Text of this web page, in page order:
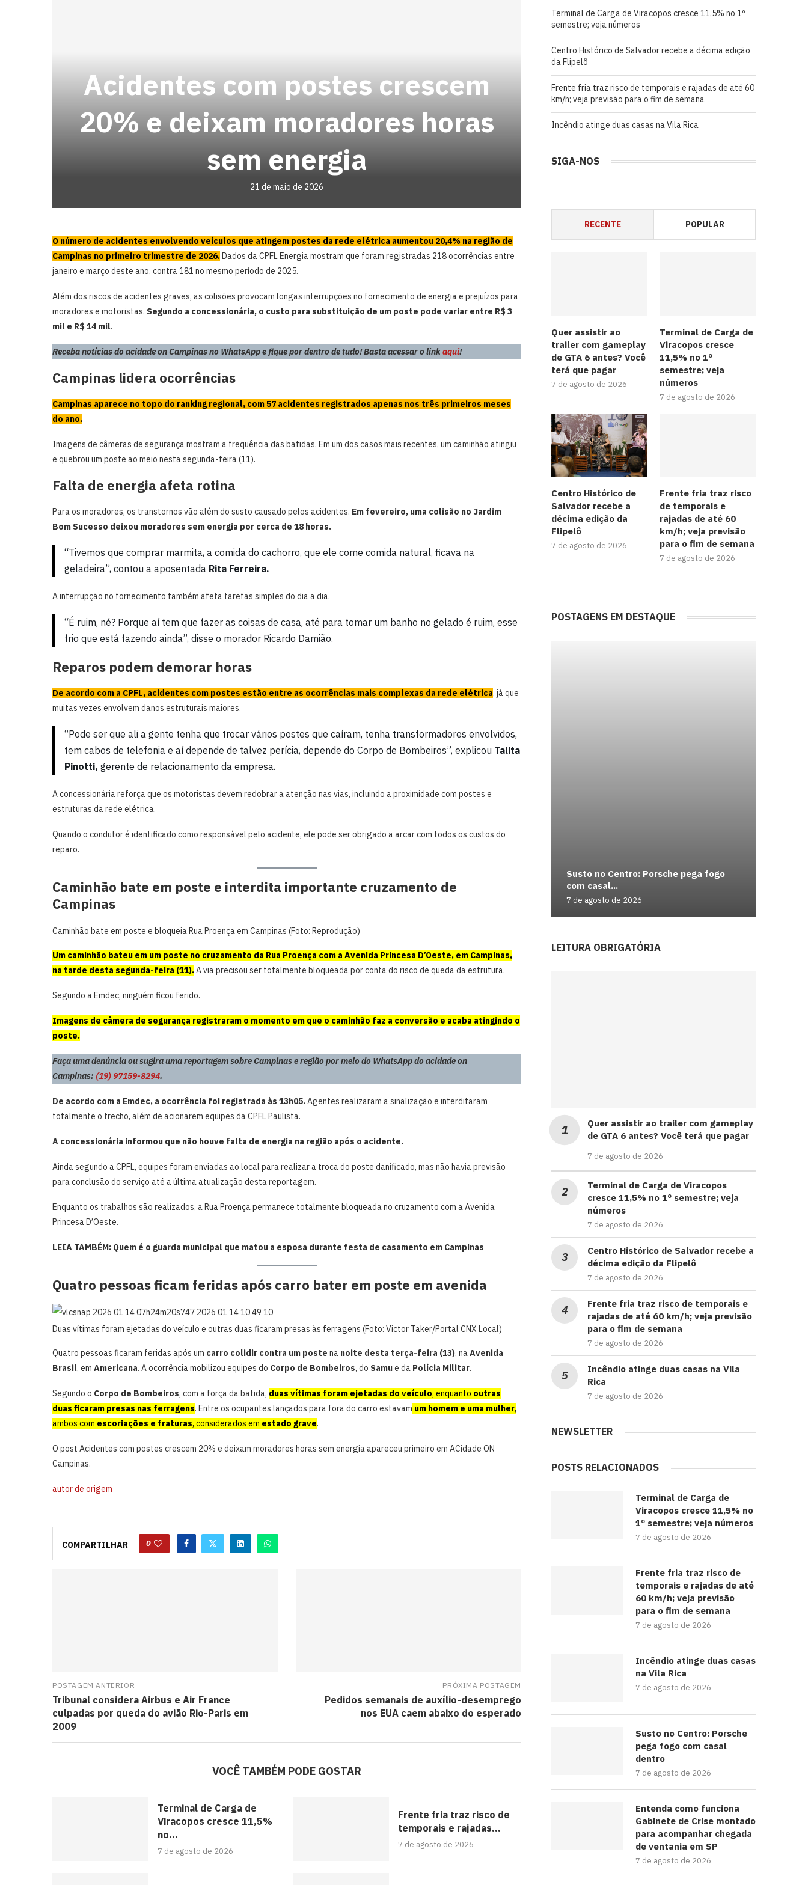
Acidentes com postes crescem
20% e deixam moradores horas
sem energia
21 de maio de 2026
O número de acidentes envolvendo veículos que atingem postes da rede elétrica aumentou 20,4% na região de
Campinas no primeiro trimestre de 2026.Dados da CPFL Energia mostram que foram registradas 218 ocorrências entre
janeiro e março deste ano, contra 181 no mesmo período de 2025.
Além dos riscos de acidentes graves, as colisões provocam longas interrupções no fornecimento de energia e prejuízos para
moradores e motoristas. Segundo a concessionária, o custo para substituição de um poste pode variar entre R$ 3
mil e R$ 14 mil.
Receba notícias do acidade on Campinas no WhatsApp e fique por dentro de tudo! Basta acessar o linkaqui!
Campinas lidera ocorrências
Campinas aparece no topo do ranking regional, com 57 acidentes registrados apenas nos três primeiros meses
do ano.
Imagens de câmeras de segurança mostram a frequência das batidas. Em um dos casos mais recentes, um caminhão atingiu
e quebrou um poste ao meio nesta segunda-feira (11).
Falta de energia afeta rotina
Para os moradores, os transtornos vão além do susto causado pelos acidentes. Em fevereiro, uma colisão no Jardim
Bom Sucesso deixou moradores sem energia por cerca de 18 horas.
“Tivemos que comprar marmita, a comida do cachorro, que ele come comida natural, ficava na
geladeira”, contou a aposentada Rita Ferreira.
A interrupção no fornecimento também afeta tarefas simples do dia a dia.
“É ruim, né? Porque aí tem que fazer as coisas de casa, até para tomar um banho no gelado é ruim, esse
frio que está fazendo ainda”, disse o morador Ricardo Damião.
Reparos podem demorar horas
De acordo com a CPFL, acidentes com postes estão entre as ocorrências mais complexas da rede elétrica, já que
muitas vezes envolvem danos estruturais maiores.
“Pode ser que ali a gente tenha que trocar vários postes que caíram, tenha transformadores envolvidos,
tem cabos de telefonia e aí depende de talvez perícia, depende do Corpo de Bombeiros”, explicou Talita
Pinotti, gerente de relacionamento da empresa.
A concessionária reforça que os motoristas devem redobrar a atenção nas vias, incluindo a proximidade com postes e
estruturas da rede elétrica.
Quando o condutor é identificado como responsável pelo acidente, ele pode ser obrigado a arcar com todos os custos do
reparo.
Caminhão bate em poste e interdita importante cruzamento de
Campinas
Caminhão bate em poste e bloqueia Rua Proença em Campinas (Foto: Reprodução)
Um caminhão bateu em um poste no cruzamento da Rua Proença com a Avenida Princesa D’Oeste, em Campinas,
na tarde desta segunda-feira (11).A via precisou ser totalmente bloqueada por conta do risco de queda da estrutura.
Segundo a Emdec, ninguém ficou ferido.
Imagens de câmera de segurança registraram o momento em que o caminhão faz a conversão e acaba atingindo o
poste.
Faça uma denúncia ou sugira uma reportagem sobre Campinas e região por meio do WhatsApp do acidade on
Campinas: (19) 97159-8294.
De acordo com a Emdec, a ocorrência foi registrada às 13h05.Agentes realizaram a sinalização e interditaram
totalmente o trecho, além de acionarem equipes da CPFL Paulista.
A concessionária informou que não houve falta de energia na região após o acidente.
Ainda segundo a CPFL, equipes foram enviadas ao local para realizar a troca do poste danificado, mas não havia previsão
para conclusão do serviço até a última atualização desta reportagem.
Enquanto os trabalhos são realizados, a Rua Proença permanece totalmente bloqueada no cruzamento com a Avenida
Princesa D’Oeste.
LEIA TAMBÉM: Quem é o guarda municipal que matou a esposa durante festa de casamento em Campinas
Quatro pessoas ficam feridas após carro bater em poste em avenida
Duas vítimas foram ejetadas do veículo e outras duas ficaram presas às ferragens (Foto: Victor Taker/Portal CNX Local)
Quatro pessoas ficaram feridas após um carro colidir contra um poste na noite desta terça-feira (13), naAvenida
Brasil, em Americana. A ocorrência mobilizou equipes do Corpo de Bombeiros, do Samue da Polícia Militar.
Segundo o Corpo de Bombeiros, com a força da batida, duas vítimas foram ejetadas do veículo, enquanto outras
duas ficaram presas nas ferragens. Entre os ocupantes lançados para fora do carro estavam um homem e uma mulher,
ambos com escoriações e fraturas, considerados em estado grave.
O post Acidentes com postes crescem 20% e deixam moradores horas sem energia apareceu primeiro em ACidade ON
Campinas.
autor de origem
COMPARTILHAR 0
POSTAGEM ANTERIOR
Tribunal considera Airbus e Air France
culpadas por queda do avião Rio-Paris em
2009
PRÓXIMA POSTAGEM
Pedidos semanais de auxílio-desemprego
nos EUA caem abaixo do esperado
VOCÊ TAMBÉM PODE GOSTAR
Terminal de Carga de
Viracopos cresce 11,5%
no...
7 de agosto de 2026
Frente fria traz risco de
temporais e rajadas...
7 de agosto de 2026
Terminal de Carga de Viracopos cresce 11,5% no 1º
semestre; veja números
Centro Histórico de Salvador recebe a décima edição
da Flipelô
Frente fria traz risco de temporais e rajadas de até 60
km/h; veja previsão para o fim de semana
Incêndio atinge duas casas na Vila Rica
SIGA-NOS
RECENTE POPULAR
Quer assistir ao
trailer com gameplay
de GTA 6 antes? Você
terá que pagar
7 de agosto de 2026
Terminal de Carga de
Viracopos cresce
11,5% no 1º
semestre; veja
números
7 de agosto de 2026
Centro Histórico de
Salvador recebe a
décima edição da
Flipelô
7 de agosto de 2026
Frente fria traz risco
de temporais e
rajadas de até 60
km/h; veja previsão
para o fim de semana
7 de agosto de 2026
POSTAGENS EM DESTAQUE
Susto no Centro: Porsche pega fogo
com casal...
7 de agosto de 2026
LEITURA OBRIGATÓRIA
Quer assistir ao trailer com gameplay
de GTA 6 antes? Você terá que pagar
7 de agosto de 2026
Terminal de Carga de Viracopos
cresce 11,5% no 1º semestre; veja
números
7 de agosto de 2026
Centro Histórico de Salvador recebe a
décima edição da Flipelô
7 de agosto de 2026
Frente fria traz risco de temporais e
rajadas de até 60 km/h; veja previsão
para o fim de semana
7 de agosto de 2026
Incêndio atinge duas casas na Vila
Rica
7 de agosto de 2026
NEWSLETTER
POSTS RELACIONADOS
Terminal de Carga de
Viracopos cresce 11,5% no
1º semestre; veja números
7 de agosto de 2026
Frente fria traz risco de
temporais e rajadas de até
60 km/h; veja previsão
para o fim de semana
7 de agosto de 2026
Incêndio atinge duas casas
na Vila Rica
7 de agosto de 2026
Susto no Centro: Porsche
pega fogo com casal
dentro
7 de agosto de 2026
Entenda como funciona
Gabinete de Crise montado
para acompanhar chegada
de ventania em SP
7 de agosto de 2026